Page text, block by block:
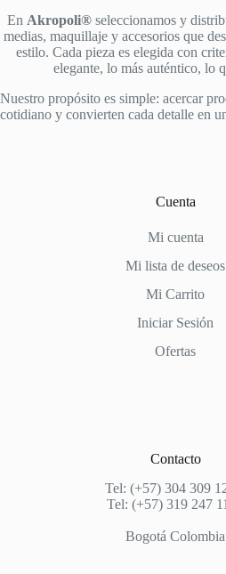
En Akropoli®seleccionamos y
medias, maquillaje y accesorios que
estilo. Cada pieza es elegida con
elegante, lo más auténtico, lo
Nuestro propósito es simple: acercar
cotidiano y convierten cada detalle en
Cuenta
Mi cuenta
Mi lista de deseos
Mi Carrito
Iniciar Sesión
Ofertas
Contacto
Tel: (+57) 304 309
Tel: (+57) 319 247
Bogotá Colombia